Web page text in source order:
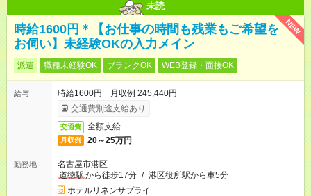
未読
NEW
時給1600円＊【お仕事の時間も残業もご希望を
お伺い】未経験OKの入力メイン
派遣 職種未経験OK ブランクOK WEB登録・面接OK
給与
時給1600円 月収例 245,440円
交通費別途支給あり
交通費 全額支給
月収例 20～25万円
勤務地
名古屋市港区
道徳駅から徒歩17分 / 港区役所駅から車5分
ホテルリネンサプライ